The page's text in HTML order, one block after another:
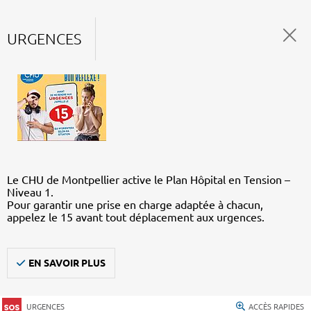
URGENCES
Le CHU de Montpellier active le Plan Hôpital en Tension –
Niveau 1.
Pour garantir une prise en charge adaptée à chacun,
appelez le 15 avant tout déplacement aux urgences.
EN SAVOIR PLUS
URGENCES ACCÈS RAPIDES